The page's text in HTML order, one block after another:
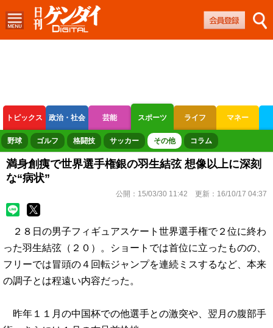
トピックス 政治・社会 芸能 スポーツ ライフ マネー
ボートレース 競輪 オートレース
野球 ゴルフ 格闘技 サッカー その他 コラム
満身創痍で世界選手権銀の羽生結弦 想像以上に深刻
な“病状”
公開： 15/03/30 11:42 更新： 16/10/17 04:37
２８日の男子フィギュアスケート世界選手権で２位に終わ
った羽生結弦（２０）。ショートでは首位に立ったものの、
フリーでは冒頭の４回転ジャンプを連続ミスするなど、本来
の調子とは程遠い内容だった。
昨年１１月の中国杯での他選手との激突や、翌月の腹部手